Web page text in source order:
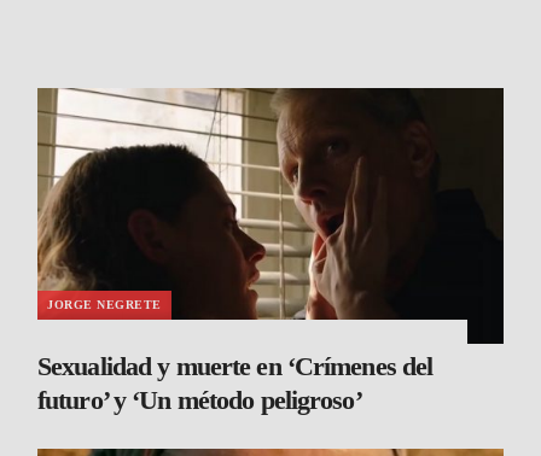
JORGE NEGRETE
Sexualidad y muerte en ‘Crímenes del
futuro’ y ‘Un método peligroso’